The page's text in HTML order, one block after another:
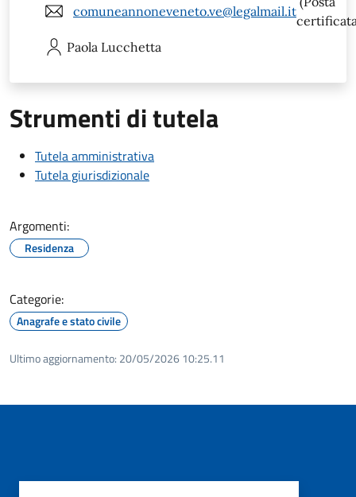
comuneannoneveneto.ve@legalmail.it
Paola Lucchetta
Strumenti di tutela
Tutela amministrativa
Tutela giurisdizionale
Argomenti:
Residenza
Categorie:
Anagrafe e stato civile
Ultimo aggiornamento: 20/05/2026 10:25.11